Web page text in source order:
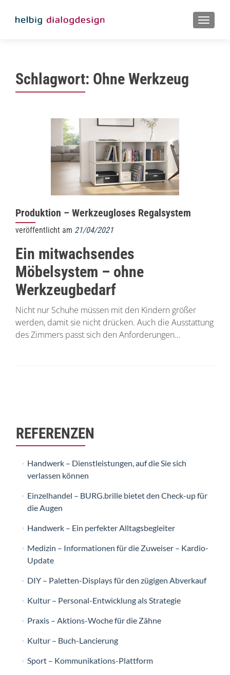
MENU
Schlagwort: Ohne Werkzeug
Produktion – Werkzeugloses Regalsystem
veröffentlicht am 21/04/2021
Ein mitwachsendes
Möbelsystem – ohne
Werkzeugbedarf
Nicht nur Schuhe müssen mit den Kindern größer
werden, damit sie nicht drücken. Auch die Ausstattung
des Zimmers passt sich den Anforderungen…
REFERENZEN
Handwerk – Dienstleistungen, auf die Sie sich
verlassen können
Einzelhandel – BURG.brille bietet den Check-up für
die Augen
Handwerk – Ein perfekter Alltagsbegleiter
Medizin – Informationen für die Zuweiser – Kardio-
Update
DIY – Paletten-Displays für den zügigen Abverkauf
Kultur – Personal-Entwicklung als Strategie
Praxis – Aktions-Woche für die Zähne
Kultur – Buch-Lancierung
Sport – Kommunikations-Plattform